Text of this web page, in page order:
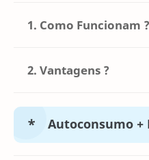
1. Como Funcionam ?
O autoconsumo consiste
contínua (DC)
incide sobre eles. Esta
inversor que a
2. Vantagens ?
REDUÇÃO DA FATURA
A energia do sol é
Autoconsumo +